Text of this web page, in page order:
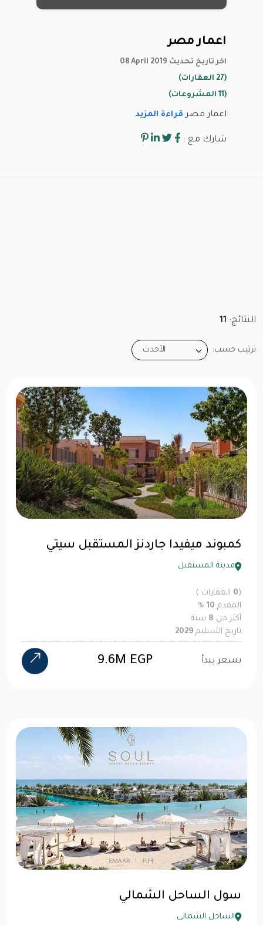
اعمار مصر
08 April 2019 اخر تاريخ تحديث
(27 العقارات)
(11 المشروعات)
اعمار مصر قراءة المزيد
شارك مع :
النتائج: 11
ترتيب حسب: الأحدث
كمبوند ميفيدا جاردنز المستقبل سيتي
مدينة المستقبل
(
0 العقارات )
المقدم 10
%
أكثر من 8 سنة
تاريخ التسليم 2029
بسعر يبدأ 9.6M EGP
سول الساحل الشمالي
الساحل الشمالى